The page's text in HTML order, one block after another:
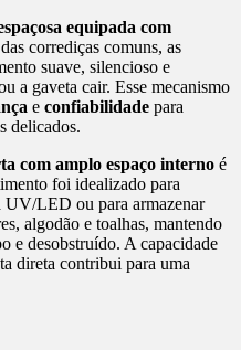
equipada com
corrediças comuns, as
suave, silencioso e
a gaveta cair. Esse mecanismo
e confiabilidade para
delicados.
com amplo espaço interno é
foi idealizado para
UV/LED ou para armazenar
algodão e toalhas, mantendo
e desobstruído. A capacidade
direta contribui para uma